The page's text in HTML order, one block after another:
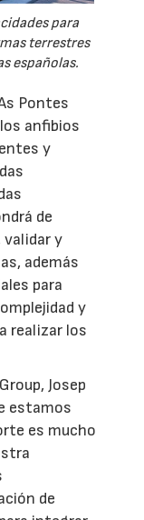
para
terrestres
españolas.
Pontes
anfibios
y
de
validar y
además
para
y
realizar los
Josep
estamos
es mucho
de